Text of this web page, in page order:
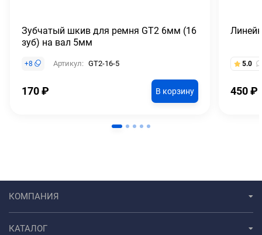
Зубчатый шкив для ремня GT2 6мм (16
зуб) на вал 5мм
+8 Артикул: GT2-16-5
170₽ В корзину
5.0
450₽
КОМПАНИЯ
КАТАЛОГ